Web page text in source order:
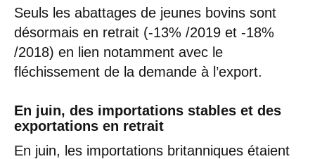
Seuls les abattages de jeunes bovins sont
désormais en retrait (-13% /2019 et -18%
/2018) en lien notamment avec le
fléchissement de la demande à l’export.
En juin, des importations stables et des
exportations en retrait
En juin, les importations britanniques étaient